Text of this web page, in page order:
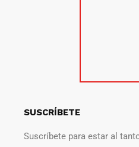
SUSCRÍBETE
Suscríbete para estar al